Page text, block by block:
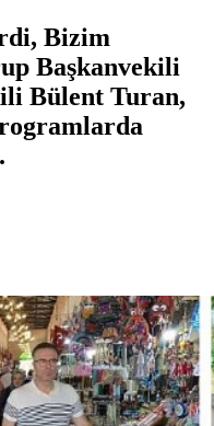
Bizim
Başkanvekili
Bülent Turan,